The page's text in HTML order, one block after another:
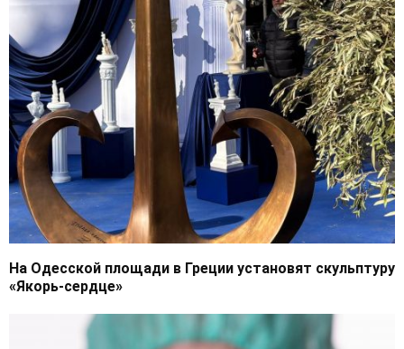
На Одесской площади в Греции установят скульптуру
«Якорь-сердце»